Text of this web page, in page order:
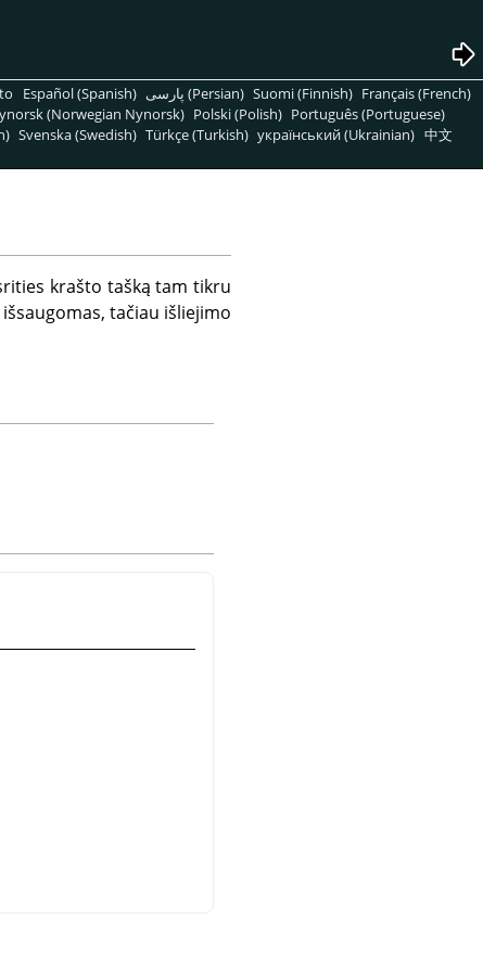
Español (Spanish) پارسی (Persian) Suomi (Finnish) Français (French)
(Norwegian Nynorsk) Polski (Polish) Português (Portuguese)
Svenska (Swedish) Türkçe (Turkish) український (Ukrainian) 中文
krašto tašką tam tikru
tačiau išliejimo